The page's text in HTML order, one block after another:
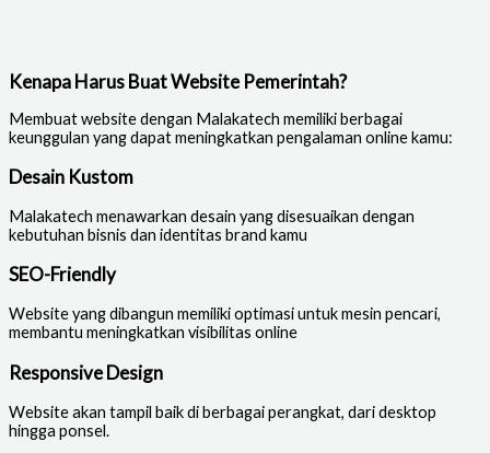
Kenapa Harus Buat Website Pemerintah?
Membuat website dengan Malakatech memiliki berbagai
keunggulan yang dapat meningkatkan pengalaman online kamu:
Desain Kustom
Malakatech menawarkan desain yang disesuaikan dengan
kebutuhan bisnis dan identitas brand kamu
SEO-Friendly
Website yang dibangun memiliki optimasi untuk mesin pencari,
membantu meningkatkan visibilitas online
Responsive Design
Website akan tampil baik di berbagai perangkat, dari desktop
hingga ponsel.